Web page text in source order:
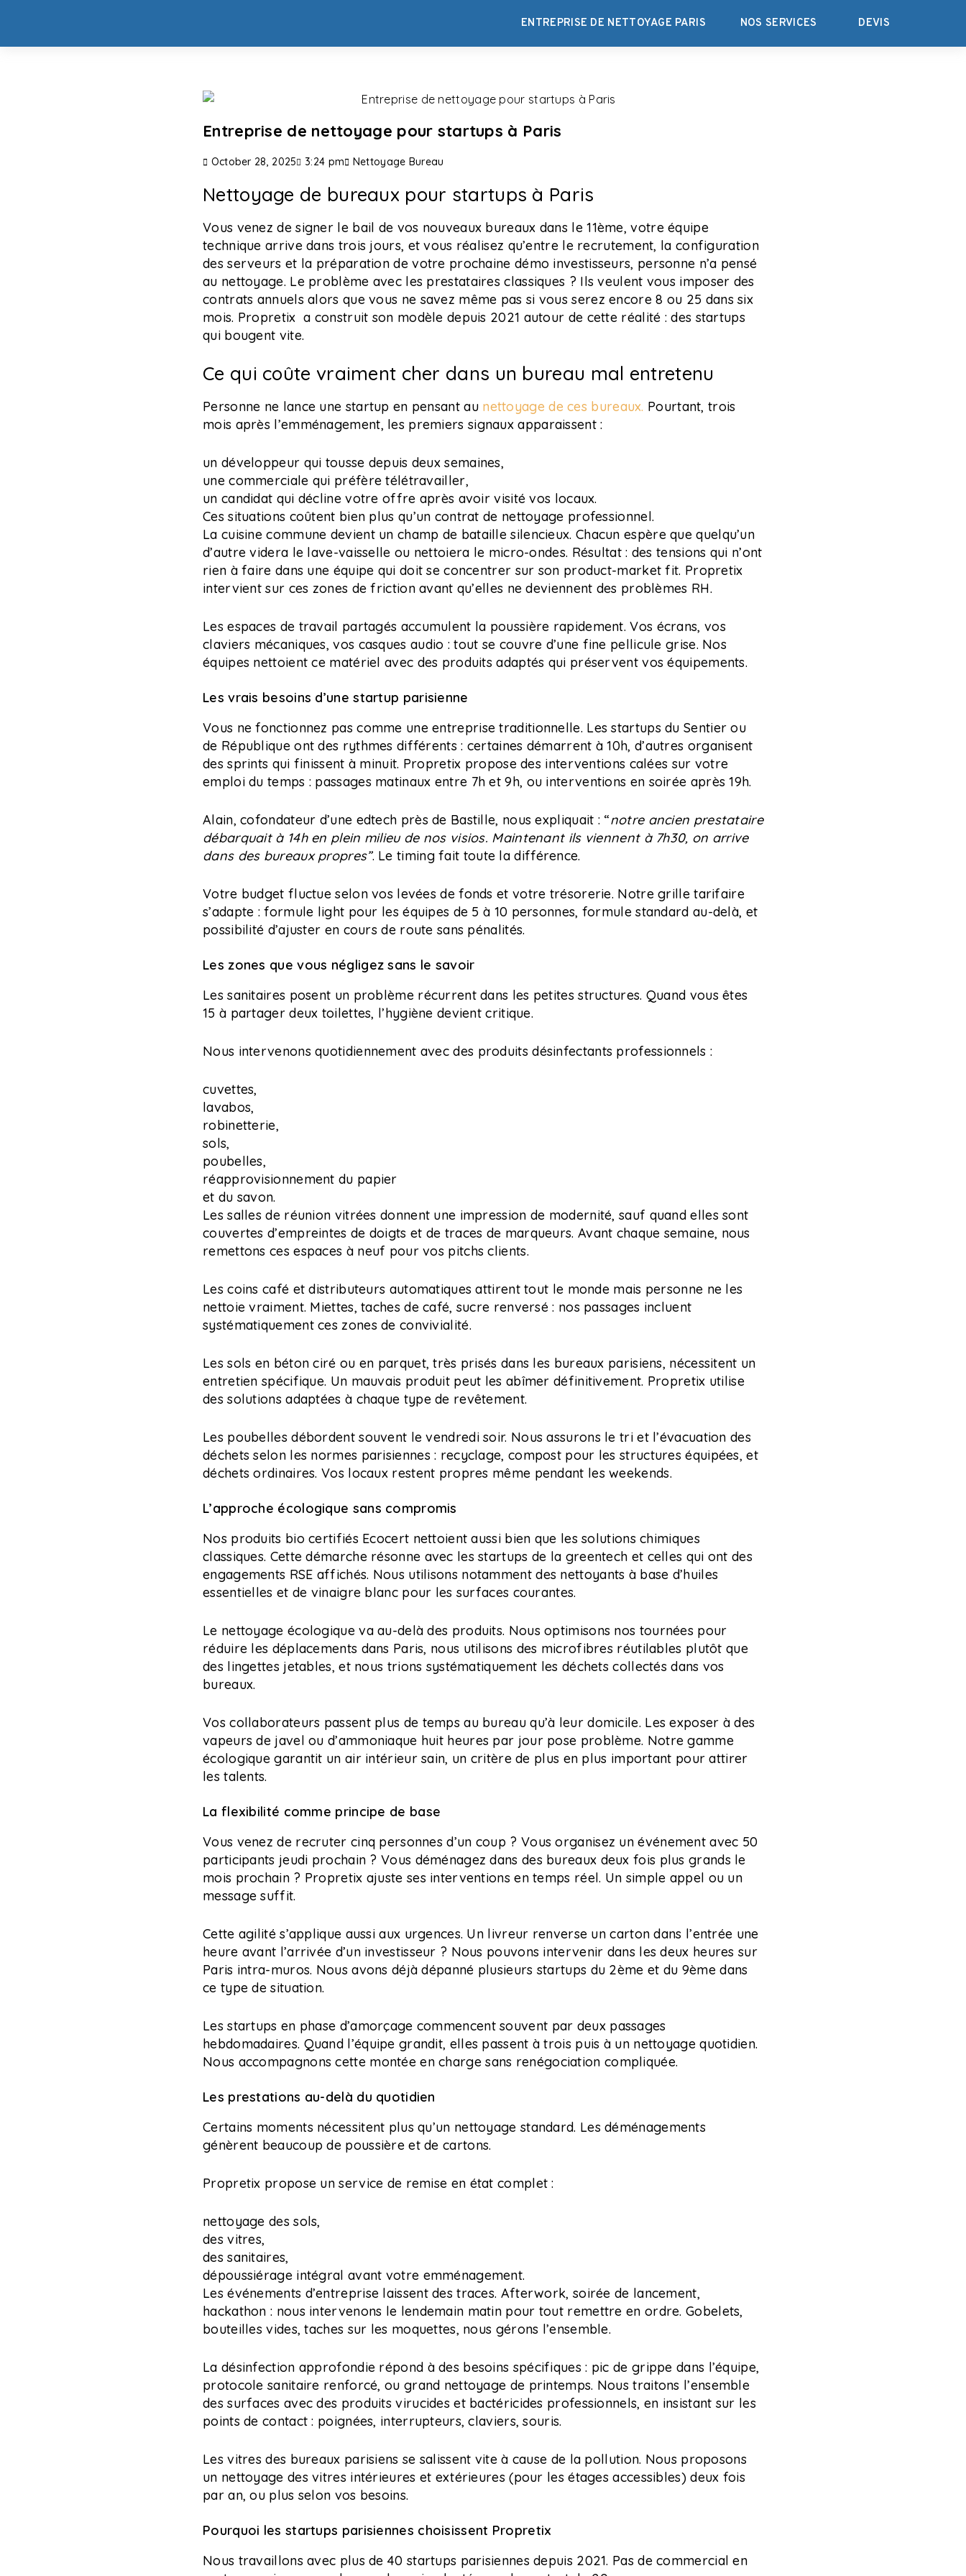
ENTREPRISE DE NETTOYAGE PARIS NOS SERVICES DEVIS
Entreprise de nettoyage pour startups à Paris
October 28, 2025 3:24 pm Nettoyage Bureau
Nettoyage de bureaux pour startups à Paris
Vous venez de signer le bail de vos nouveaux bureaux dans le 11ème, votre équipe
technique arrive dans trois jours, et vous réalisez qu’entre le recrutement, la configuration
des serveurs et la préparation de votre prochaine démo investisseurs, personne n’a pensé
au nettoyage. Le problème avec les prestataires classiques ? Ils veulent vous imposer des
contrats annuels alors que vous ne savez même pas si vous serez encore 8 ou 25 dans six
mois. Propretix a construit son modèle depuis 2021 autour de cette réalité : des startups
qui bougent vite.
Ce qui coûte vraiment cher dans un bureau mal entretenu
Personne ne lance une startup en pensant au nettoyage de ces bureaux. Pourtant, trois
mois après l’emménagement, les premiers signaux apparaissent :
un développeur qui tousse depuis deux semaines,
une commerciale qui préfère télétravailler,
un candidat qui décline votre offre après avoir visité vos locaux.
Ces situations coûtent bien plus qu’un contrat de nettoyage professionnel.
La cuisine commune devient un champ de bataille silencieux. Chacun espère que quelqu’un
d’autre videra le lave-vaisselle ou nettoiera le micro-ondes. Résultat : des tensions qui n’ont
rien à faire dans une équipe qui doit se concentrer sur son product-market fit. Propretix
intervient sur ces zones de friction avant qu’elles ne deviennent des problèmes RH.
Les espaces de travail partagés accumulent la poussière rapidement. Vos écrans, vos
claviers mécaniques, vos casques audio : tout se couvre d’une fine pellicule grise. Nos
équipes nettoient ce matériel avec des produits adaptés qui préservent vos équipements.
Les vrais besoins d’une startup parisienne
Vous ne fonctionnez pas comme une entreprise traditionnelle. Les startups du Sentier ou
de République ont des rythmes différents : certaines démarrent à 10h, d’autres organisent
des sprints qui finissent à minuit. Propretix propose des interventions calées sur votre
emploi du temps : passages matinaux entre 7h et 9h, ou interventions en soirée après 19h.
Alain, cofondateur d’une edtech près de Bastille, nous expliquait : “notre ancien prestataire
débarquait à 14h en plein milieu de nos visios. Maintenant ils viennent à 7h30, on arrive
dans des bureaux propres”. Le timing fait toute la différence.
Votre budget fluctue selon vos levées de fonds et votre trésorerie. Notre grille tarifaire
s’adapte : formule light pour les équipes de 5 à 10 personnes, formule standard au-delà, et
possibilité d’ajuster en cours de route sans pénalités.
Les zones que vous négligez sans le savoir
Les sanitaires posent un problème récurrent dans les petites structures. Quand vous êtes
15 à partager deux toilettes, l’hygiène devient critique.
Nous intervenons quotidiennement avec des produits désinfectants professionnels :
cuvettes,
lavabos,
robinetterie,
sols,
poubelles,
réapprovisionnement du papier
et du savon.
Les salles de réunion vitrées donnent une impression de modernité, sauf quand elles sont
couvertes d’empreintes de doigts et de traces de marqueurs. Avant chaque semaine, nous
remettons ces espaces à neuf pour vos pitchs clients.
Les coins café et distributeurs automatiques attirent tout le monde mais personne ne les
nettoie vraiment. Miettes, taches de café, sucre renversé : nos passages incluent
systématiquement ces zones de convivialité.
Les sols en béton ciré ou en parquet, très prisés dans les bureaux parisiens, nécessitent un
entretien spécifique. Un mauvais produit peut les abîmer définitivement. Propretix utilise
des solutions adaptées à chaque type de revêtement.
Les poubelles débordent souvent le vendredi soir. Nous assurons le tri et l’évacuation des
déchets selon les normes parisiennes : recyclage, compost pour les structures équipées, et
déchets ordinaires. Vos locaux restent propres même pendant les weekends.
L’approche écologique sans compromis
Nos produits bio certifiés Ecocert nettoient aussi bien que les solutions chimiques
classiques. Cette démarche résonne avec les startups de la greentech et celles qui ont des
engagements RSE affichés. Nous utilisons notamment des nettoyants à base d’huiles
essentielles et de vinaigre blanc pour les surfaces courantes.
Le nettoyage écologique va au-delà des produits. Nous optimisons nos tournées pour
réduire les déplacements dans Paris, nous utilisons des microfibres réutilables plutôt que
des lingettes jetables, et nous trions systématiquement les déchets collectés dans vos
bureaux.
Vos collaborateurs passent plus de temps au bureau qu’à leur domicile. Les exposer à des
vapeurs de javel ou d’ammoniaque huit heures par jour pose problème. Notre gamme
écologique garantit un air intérieur sain, un critère de plus en plus important pour attirer
les talents.
La flexibilité comme principe de base
Vous venez de recruter cinq personnes d’un coup ? Vous organisez un événement avec 50
participants jeudi prochain ? Vous déménagez dans des bureaux deux fois plus grands le
mois prochain ? Propretix ajuste ses interventions en temps réel. Un simple appel ou un
message suffit.
Cette agilité s’applique aussi aux urgences. Un livreur renverse un carton dans l’entrée une
heure avant l’arrivée d’un investisseur ? Nous pouvons intervenir dans les deux heures sur
Paris intra-muros. Nous avons déjà dépanné plusieurs startups du 2ème et du 9ème dans
ce type de situation.
Les startups en phase d’amorçage commencent souvent par deux passages
hebdomadaires. Quand l’équipe grandit, elles passent à trois puis à un nettoyage quotidien.
Nous accompagnons cette montée en charge sans renégociation compliquée.
Les prestations au-delà du quotidien
Certains moments nécessitent plus qu’un nettoyage standard. Les déménagements
génèrent beaucoup de poussière et de cartons.
Propretix propose un service de remise en état complet :
nettoyage des sols,
des vitres,
des sanitaires,
dépoussiérage intégral avant votre emménagement.
Les événements d’entreprise laissent des traces. Afterwork, soirée de lancement,
hackathon : nous intervenons le lendemain matin pour tout remettre en ordre. Gobelets,
bouteilles vides, taches sur les moquettes, nous gérons l’ensemble.
La désinfection approfondie répond à des besoins spécifiques : pic de grippe dans l’équipe,
protocole sanitaire renforcé, ou grand nettoyage de printemps. Nous traitons l’ensemble
des surfaces avec des produits virucides et bactéricides professionnels, en insistant sur les
points de contact : poignées, interrupteurs, claviers, souris.
Les vitres des bureaux parisiens se salissent vite à cause de la pollution. Nous proposons
un nettoyage des vitres intérieures et extérieures (pour les étages accessibles) deux fois
par an, ou plus selon vos besoins.
Pourquoi les startups parisiennes choisissent Propretix
Nous travaillons avec plus de 40 startups parisiennes depuis 2021. Pas de commercial en